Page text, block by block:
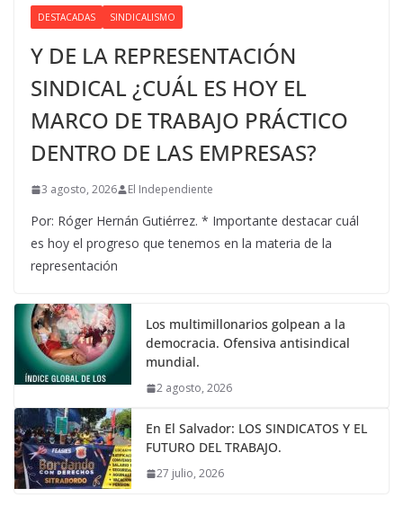
DESTACADAS SINDICALISMO
Y DE LA REPRESENTACIÓN
SINDICAL ¿CUÁL ES HOY EL
MARCO DE TRABAJO PRÁCTICO
DENTRO DE LAS EMPRESAS?
3 agosto, 2026 El Independiente
Por: Róger Hernán Gutiérrez. * Importante destacar cuál
es hoy el progreso que tenemos en la materia de la
representación
Los multimillonarios golpean a la
democracia. Ofensiva antisindical
mundial.
2 agosto, 2026
En El Salvador: LOS SINDICATOS Y EL
FUTURO DEL TRABAJO.
27 julio, 2026